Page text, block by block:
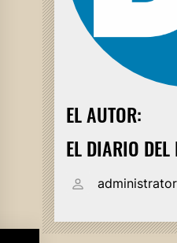
EL AUTOR:
EL DIARIO DEL
administrator